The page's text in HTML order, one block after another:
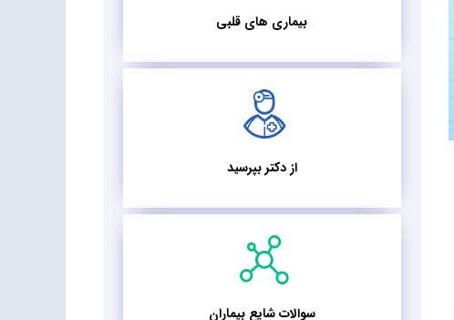
بیماری های قلبی
از دکتر بپرسید
سوالات شایع بیماران